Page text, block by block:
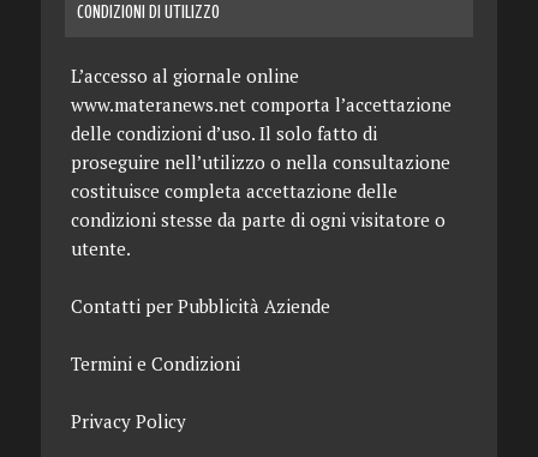
CONDIZIONI DI UTILIZZO
L’accesso al giornale online
www.materanews.net comporta l’accettazione
delle condizioni d’uso. Il solo fatto di
proseguire nell’utilizzo o nella consultazione
costituisce completa accettazione delle
condizioni stesse da parte di ogni visitatore o
utente.
Contatti per Pubblicità Aziende
Termini e Condizioni
Privacy Policy